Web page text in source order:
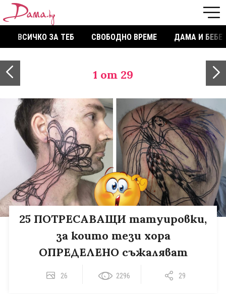
ВСИЧКО ЗА ТЕБ СВОБОДНО ВРЕМЕ ДАМА И БЕБЕ
1 от 29
25 ПОТРЕСАВАЩИ татуировки,
за които тези хора
ОПРЕДЕЛЕНО съжаляват
26 2296 29